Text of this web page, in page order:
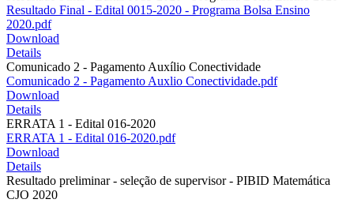
Resultado Final - Edital 0015-2020 - Programa Bolsa Ensino
2020.pdf
Download
Details
Comunicado 2 - Pagamento Auxílio Conectividade
Comunicado 2 - Pagamento Auxlio Conectividade.pdf
Download
Details
ERRATA 1 - Edital 016-2020
ERRATA 1 - Edital 016-2020.pdf
Download
Details
Resultado preliminar - seleção de supervisor - PIBID Matemática
CJO 2020